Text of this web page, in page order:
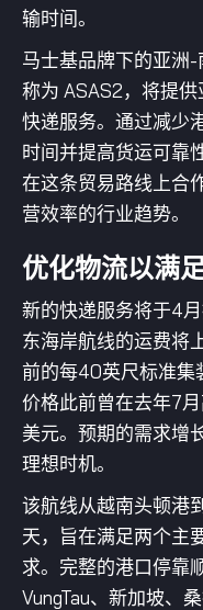
输时间。
马士基品牌下的亚洲
称为 ASAS2，将提
快递服务。通过减少
时间并提高货运可靠
在这条贸易路线上合
营效率的行业趋势。
优化物流以满
新的快递服务将于4
东海岸航线的运费将
前的每40英尺标准集
价格此前曾在去年7
美元。预期的需求增
理想时机。
该航线从越南头顿港
天，旨在满足两个主
求。完整的港口停靠
VungTau、新加坡、